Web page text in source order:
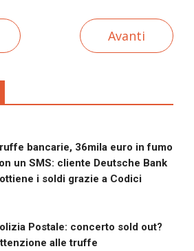
Avanti
bancarie, 36mila euro in fumo
un SMS: cliente Deutsche Bank
i soldi grazie a Codici
Postale: concerto sold out?
alle truffe